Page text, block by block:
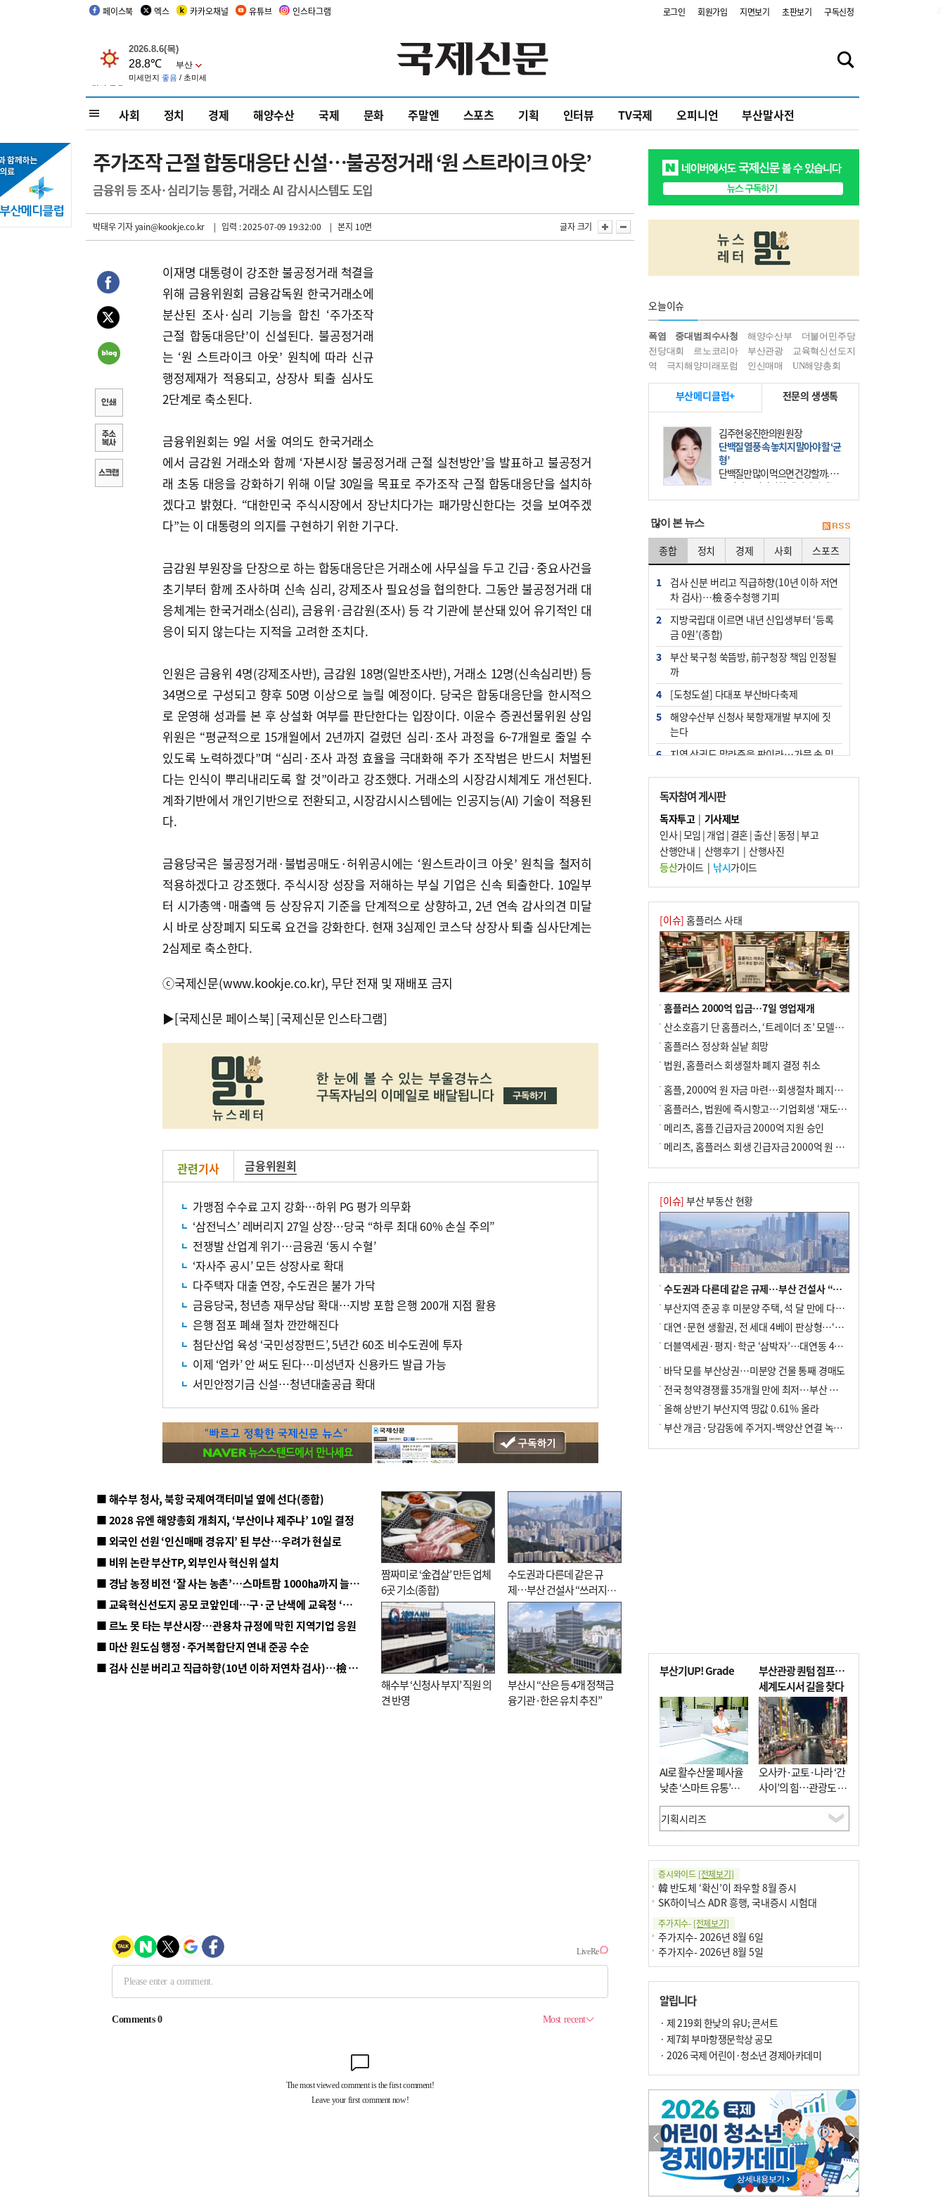
페이스북 엑스 카카오채널 유튜브 인스타그램 로그인 회원가입 지면보기 초판보기 구독신청
사회 정치 경제 해양수산 국제 문화 주말엔 스포츠 기획 인터뷰 TV국제 오피니언 부산말사전
주가조작 근절 합동대응단 신설…불공정거래 ‘원 스트라이크 아웃’
금융위 등 조사·심리기능 통합, 거래소 AI 감시시스템도 도입
박태우 기자yain@kookje.co.kr | 입력 : 2025-07-09 19:32:00 | 본지 10면 글자 크기
이재명 대통령이 강조한 불공정거래 척결을
위해 금융위원회 금융감독원 한국거래소에
분산된 조사·심리 기능을 합친 ‘주가조작
근절 합동대응단’이 신설된다. 불공정거래
는 ‘원 스트라이크 아웃’ 원칙에 따라 신규
행정제재가 적용되고, 상장사 퇴출 심사도
2단계로 축소된다.
금융위원회는 9일 서울 여의도 한국거래소
에서 금감원 거래소와 함께 ‘자본시장 불공정거래 근절 실천방안’을 발표하고 불공정거
래 초동 대응을 강화하기 위해 이달 30일을 목표로 주가조작 근절 합동대응단을 설치하
겠다고 밝혔다. “대한민국 주식시장에서 장난치다가는 패가망신한다는 것을 보여주겠
다”는 이 대통령의 의지를 구현하기 위한 기구다.
금감원 부원장을 단장으로 하는 합동대응단은 거래소에 사무실을 두고 긴급·중요사건을
초기부터 함께 조사하며 신속 심리, 강제조사 필요성을 협의한다. 그동안 불공정거래 대
응체계는 한국거래소(심리), 금융위·금감원(조사) 등 각 기관에 분산돼 있어 유기적인 대
응이 되지 않는다는 지적을 고려한 조치다.
인원은 금융위 4명(강제조사반), 금감원 18명(일반조사반), 거래소 12명(신속심리반) 등
34명으로 구성되고 향후 50명 이상으로 늘릴 예정이다. 당국은 합동대응단을 한시적으
로 운영해 성과를 본 후 상설화 여부를 판단한다는 입장이다. 이윤수 증권선물위원 상임
위원은 “평균적으로 15개월에서 2년까지 걸렸던 심리·조사 과정을 6~7개월로 줄일 수
있도록 노력하겠다”며 “심리·조사 과정 효율을 극대화해 주가 조작범은 반드시 처벌된
다는 인식이 뿌리내리도록 할 것”이라고 강조했다. 거래소의 시장감시체계도 개선된다.
계좌기반에서 개인기반으로 전환되고, 시장감시시스템에는 인공지능(AI) 기술이 적용된
다.
금융당국은 불공정거래·불법공매도·허위공시에는 ‘원스트라이크 아웃’ 원칙을 철저히
적용하겠다고 강조했다. 주식시장 성장을 저해하는 부실 기업은 신속 퇴출한다. 10일부
터 시가총액·매출액 등 상장유지 기준을 단계적으로 상향하고, 2년 연속 감사의견 미달
시 바로 상장폐지 되도록 요건을 강화한다. 현재 3심제인 코스닥 상장사 퇴출 심사단계는
2심제로 축소한다.
ⓒ국제신문(www.kookje.co.kr), 무단 전재 및 재배포 금지
▶[국제신문 페이스북] [국제신문 인스타그램]
관련기사 금융위원회
가맹점 수수료 고지 강화…하위 PG 평가 의무화
‘삼전닉스’ 레버리지 27일 상장…당국 “하루 최대 60% 손실 주의”
전쟁발 산업계 위기…금융권 ‘동시 수혈’
‘자사주 공시’ 모든 상장사로 확대
다주택자 대출 연장, 수도권은 불가 가닥
금융당국, 청년층 재무상담 확대…지방 포함 은행 200개 지점 활용
은행 점포 폐쇄 절차 깐깐해진다
첨단산업 육성 ‘국민성장펀드’, 5년간 60조 비수도권에 투자
이제 ‘엄카’ 안 써도 된다…미성년자 신용카드 발급 가능
서민안정기금 신설…청년대출공급 확대
■ 해수부 청사, 북항 국제여객터미널 옆에 선다(종합)
■ 2028 유엔 해양총회 개최지, ‘부산이냐 제주냐’ 10일 결정
■ 외국인 선원 ‘인신매매 경유지’ 된 부산…우려가 현실로
■ 비위 논란 부산TP, 외부인사 혁신위 설치
■ 경남 농정 비전 ‘잘 사는 농촌’…스마트팜 1000㏊까지 늘린다
■ 교육혁신선도지 공모 코앞인데…구·군 난색에 교육청 ‘쩔쩔’
■ 르노 못 타는 부산시장…관용차 규정에 막힌 지역기업 응원
■ 마산 원도심 행정·주거복합단지 연내 준공 수순
■ 검사 신분 버리고 직급하향(10년 이하 저연차 검사)…檢 중수청행 기피
짬짜미로 ‘金겹살’ 만든 업체
6곳 기소(종합)
수도권과 다른데 같은 규
제…부산 건설사 “쓰러지기
직전”
해수부 ‘신청사 부지’ 직원 의
견 반영
부산시 “산은 등 4개 정책금
융기관·한은 유치 추진”
오늘이슈
폭염 중대범죄수사청 해양수산부
더불어민주당
전당대회
르노코리아 부산관광
교육혁신선도지
역
극지해양미래포럼 인신매매 UN해양총회
부산메디클럽+ 전문의 생생톡
김주현 웅진한의원 원장
단백질 열풍 속 놓치지 말아야 할 ‘균
형’
단백질만 많이 먹으면 건강할까. 요
즘 건강을 이야기할 때 빠지지 않는
키워드가 단백질이다. 헬스장을 다니
많이 본 뉴스
종합 정치 경제 사회 스포츠
1
검사 신분 버리고 직급하향(10년 이하 저연
차 검사)…檢 중수청행 기피
2
지방국립대 이르면 내년 신입생부터 ‘등록
금 0원’(종합)
3
부산 북구청 쑥뜸방, 前구청장 책임 인정될
까
4
[도청도설] 다대포 부산바다축제
5
해양수산부 신청사 북항재개발 부지에 짓
는다
6
지역 상권도 말라죽을 판이라…가뭄 속 밀
7
법원, 단차 논란 북항 복합환승센터 공사중
지 관련 현장검증
8
통영시민 추석 전 35만 원 받는다
9
부산 철강공장 50대 노동자 추락사
10 국힘 부산시당, ‘정이한 조력’ 시의원 윤리
위에…‘한동훈 지지’도 신고접수
독자참여 게시판
독자투고| 기사제보
인사|모임 | 개업 | 결혼|출산|동정 |부고
산행안내 | 산행후기 | 산행사진
등산가이드| 낚시가이드
[이슈] 홈플러스 사태
홈플러스 2000억 입금…7일 영업재개
산소호흡기 단 홈플러스, ‘트레이더 조’ 모델로 살아날까
홈플러스 정상화 실낱 희망
법원, 홈플러스 회생절차 폐지 결정 취소
홈플, 2000억 원 자금 마련…회생절차 폐지에 즉시항고(종합)
홈플러스, 법원에 즉시항고…기업회생 ‘재도전’
메리츠, 홈플 긴급자금 2000억 지원 승인
메리츠, 홈플러스 회생 긴급자금 2000억 원 지원 승인
[이슈] 부산 부동산 현황
수도권과 다른데 같은 규제…부산 건설사 “쓰러지기 직전”
부산지역 준공 후 미분양 주택, 석 달 만에 다시 3000가구 넘어서
대연·문현 생활권, 전 세대 4베이 판상형…‘더샵 트리센트’ 내달 분양
더블역세권·평지·학군 ‘삼박자’…대연동 42층 브랜드 단지
바닥 모를 부산상권…미분양 건물 통째 경매도
전국 청약경쟁률 35개월 만에 최저…부산 미분양 ‘적체’ 심화
올해 상반기 부산지역 땅값 0.61% 올라
부산 개금·당감동에 주거지-백양산 연결 녹지 조성
부산기UP! Grade
AI로 활수산물 폐사율
낮춘 ‘스마트 유통’…
사막·산악지대 수출
도전
부산관광 퀀텀 점프…
세계도시서 길을 찾다
오사카·교토·나라 ‘간
사이’의 힘…관광도 뭉
쳐야 흥한다
증시와이드 [전체보기]
韓 반도체 ‘확신’이 좌우할 8월 증시
SK하이닉스 ADR 흥행, 국내증시 시험대
주가지수- [전체보기]
주가지수- 2026년 8월 6일
주가지수- 2026년 8월 5일
알립니다
· 제 219회 한낮의 유U; 콘서트
· 제7회 부마항쟁문학상 공모
· 2026 국제 어린이·청소년 경제아카데미